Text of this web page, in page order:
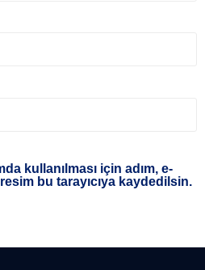
kullanılması için adım, e-
bu tarayıcıya kaydedilsin.